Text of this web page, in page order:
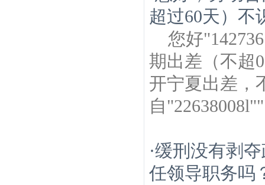
超过60天）不
您好
期出差（不超
开宁夏出差，
自
·缓刑没有剥
任领导职务吗